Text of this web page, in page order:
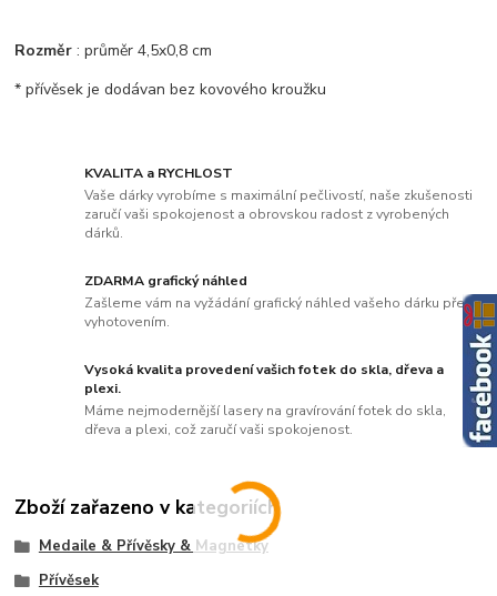
KVALITA a RYCHLOST
Vaše dárky vyrobíme s maximální pečlivostí, naše zkušenosti
zaručí vaši spokojenost a obrovskou radost z vyrobených
dárků.
ZDARMA grafický náhled
Zašleme vám na vyžádání grafický náhled vašeho dárku před
vyhotovením.
Vysoká kvalita provedení vašich fotek do skla, dřeva a
plexi.
Máme nejmodernější lasery na gravírování fotek do skla,
dřeva a plexi, což zaručí vaši spokojenost.
Rozměr : průměr 4,5x0,8 cm
* přívěsek je dodávan bez kovového kroužku
Zboží zařazeno v kategoriích
Medaile & Přívěsky & Magnetky
Přívěsek